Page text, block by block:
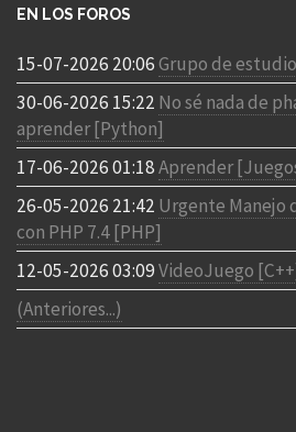
EN LOS FOROS
15-07-2026 20:06Grupo de
30-06-2026 15:22 No sé nada de
aprender [Python]
17-06-2026 01:18Aprender
26-05-2026 21:42 Urgente Manejo
con PHP 7.4 [PHP]
12-05-2026 03:09VideoJuego
(Anteriores...)